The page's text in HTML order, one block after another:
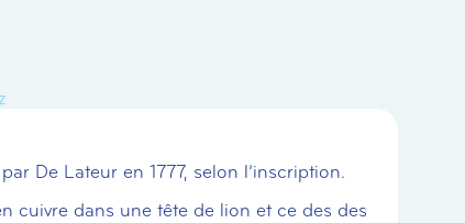
De Lateur en 1777, selon l’inscription.
cuivre dans une tête de lion et ce des des